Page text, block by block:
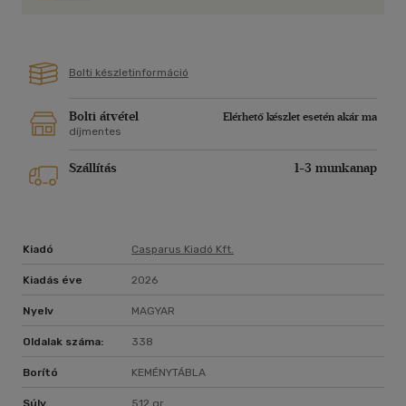
a böjtöt, az imádkozást, valamint az ünnepek és a szent
napok megünneplését is. Miért működnek ezek a gyakorlatok?
illuzórikus? Vagy valóban kapcsolatba léphetünk a sajátunknál
magasabb szintű tudatformákkal?
Bolti készletinformáció
Bolti átvétel
Elérhető készlet esetén akár ma
díjmentes
Szállítás 1-3 munkanap
Kiadó Casparus Kiadó Kft.
Kiadás éve 2026
Nyelv MAGYAR
Oldalak száma: 338
Borító KEMÉNYTÁBLA